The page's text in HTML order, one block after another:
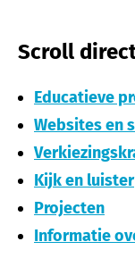
Scroll
Educatieve
Websites en
Kijk en luister
Projecten
Informatie